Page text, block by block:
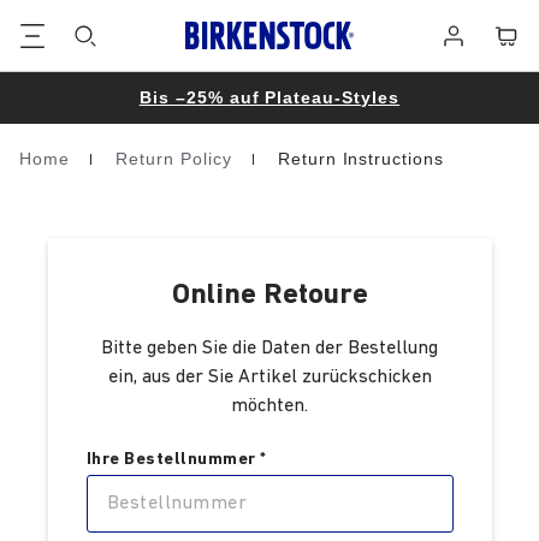
Bis –25% auf Plateau-Styles
Homepage
Home Return Policy Return Instructions